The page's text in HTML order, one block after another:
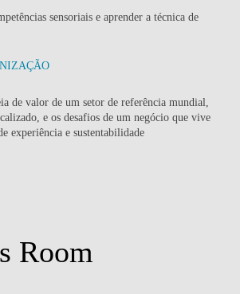
sensoriais e aprender a técnica de
de valor de um setor de referência mundial,
e os desafios de um negócio que vive
experiência e sustentabilidade
Room